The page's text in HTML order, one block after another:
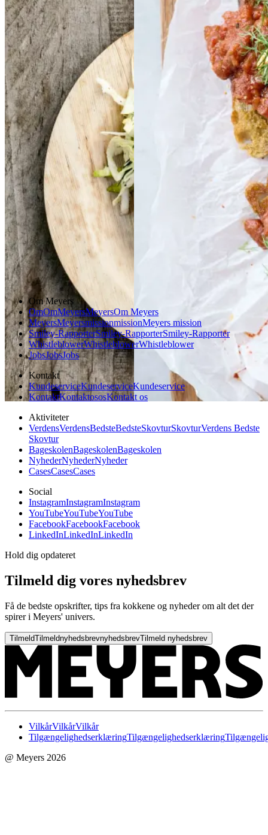
smørspidskål,smørsp
idskål,
kartoflerkartofler
ogog
sennepsdressingsenn
epsdressing
Gem opskrift
Aftensmad
Forårsmad
Sommermad
Dansk mad
stegt brødbrød
Om Meyers
OmOmMeyersMeyersOm Meyers
MeyersMeyersmissionmissionMeyers mission
Smiley-RapporterSmiley-RapporterSmiley-Rapporter
WhistleblowerWhistleblowerWhistleblower
JobsJobsJobs
Kontakt
KundeserviceKundeserviceKundeservice
KontaktKontaktososKontakt os
Aktiviteter
VerdensVerdensBedsteBedsteSkovturSkovturVerdens Bedste
Skovtur
BageskolenBageskolenBageskolen
NyhederNyhederNyheder
CasesCasesCases
Social
InstagramInstagramInstagram
YouTubeYouTubeYouTube
FacebookFacebookFacebook
LinkedInLinkedInLinkedIn
Hold dig opdateret
Tilmeld dig vores nyhedsbrev
Få de bedste opskrifter, tips fra kokkene og nyheder om alt det der
spirer i Meyers' univers.
TilmeldTilmeldnyhedsbrevnyhedsbrevTilmeld nyhedsbrev
VilkårVilkårVilkår
TilgængelighedserklæringTilgængelighedserklæring
@ Meyers 2026